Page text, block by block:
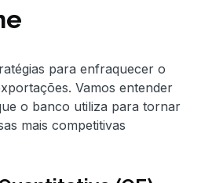
para enfraquecer o
Vamos entender
o banco utiliza para tornar
mais competitivas